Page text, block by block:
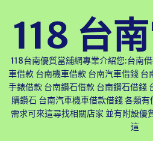
118 台
118台南優質當舖網專業介紹您:台南
車借款 台南機車借款 台南汽車借錢
手錶借款 台南鑽石借款 台南鑽石借錢
購鑽石 台南汽車機車借款借錢 各類
需求可來這尋找相關店家 並有附設優
這